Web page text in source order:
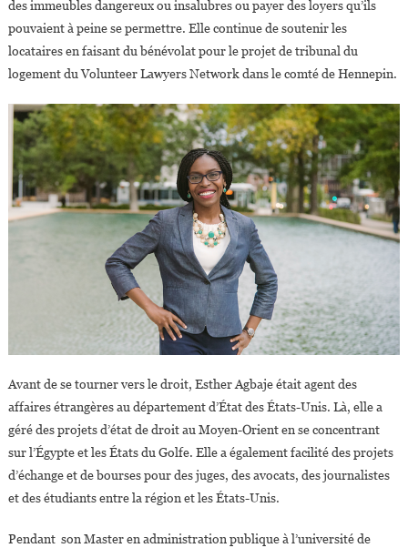
des immeubles dangereux ou insalubres ou payer des loyers qu’ils
pouvaient à peine se permettre. Elle continue de soutenir les
locataires en faisant du bénévolat pour le projet de tribunal du
logement du Volunteer Lawyers Network dans le comté de Hennepin.
Avant de se tourner vers le droit, Esther Agbaje était agent des
affaires étrangères au département d’État des États-Unis. Là, elle a
géré des projets d’état de droit au Moyen-Orient en se concentrant
sur l’Égypte et les États du Golfe. Elle a également facilité des projets
d’échange et de bourses pour des juges, des avocats, des journalistes
et des étudiants entre la région et les États-Unis.
Pendant son Master en administration publique à l’université de